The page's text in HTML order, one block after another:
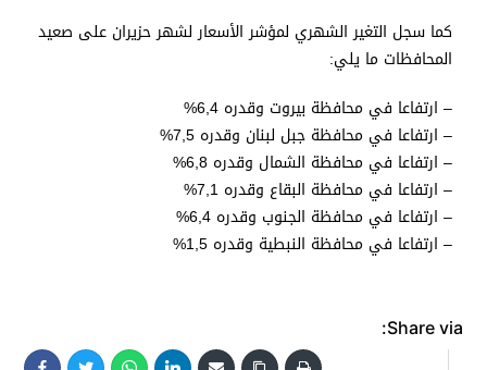
كما سجل التغير الشهري لمؤشر الأسعار لشهر حزيران على صعيد
المحافظات ما يلي:
– ارتفاعا في محافظة بيروت وقدره 6,4%
– ارتفاعا في محافظة جبل لبنان وقدره 7,5%
– ارتفاعا في محافظة الشمال وقدره 6,8%
– ارتفاعا في محافظة البقاع وقدره 7,1%
– ارتفاعا في محافظة الجنوب وقدره 6,4%
– ارتفاعا في محافظة النبطية وقدره 1,5%
Share via: